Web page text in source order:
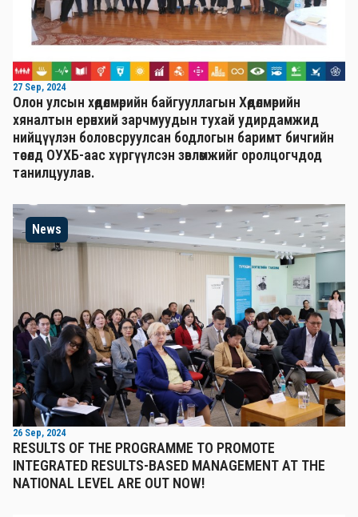
27 Sep, 2024
Олон улсын хөдөлмөрийн байгууллагын Хөдөлмөрийн
хяналтын ерөнхий зарчмуудын тухай удирдамжид
нийцүүлэн боловсруулсан бодлогын баримт бичгийн
төсөлд ОУХБ-аас хүргүүлсэн зөвлөмжийг оролцогчдод
танилцуулав.
News
26 Sep, 2024
RESULTS OF THE PROGRAMME TO PROMOTE
INTEGRATED RESULTS-BASED MANAGEMENT AT THE
NATIONAL LEVEL ARE OUT NOW!